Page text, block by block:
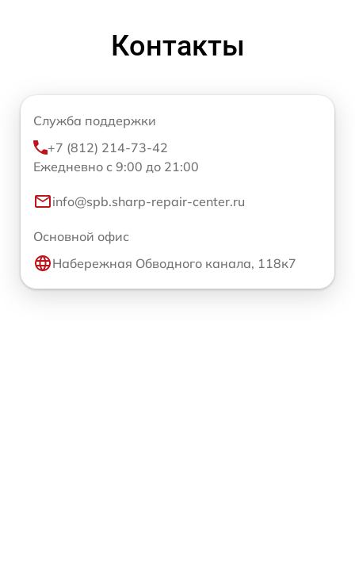
Контакты
Служба поддержки
+7 (812) 214-73-42
Ежедневно с 9:00 до 21:00
info@spb.sharp-repair-center.ru
Основной офис
Набережная Обводного канала, 118к7